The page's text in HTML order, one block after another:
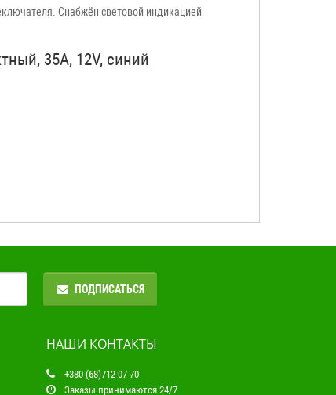
Снабжён световой индикацией
35А, 12V, синий
ПОДПИСАТЬСЯ
НАШИ КОНТАКТЫ
+380 (68)712-07-70
Заказы принимаются 24/7